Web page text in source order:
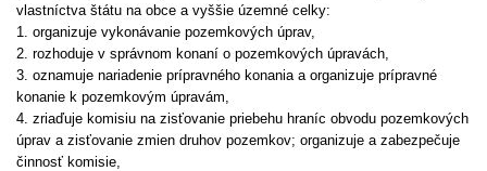
vlastníctva štátu na obce a vyššie územné celky:
1. organizuje vykonávanie pozemkových úprav,
2. rozhoduje v správnom konaní o pozemkových úpravách,
3. oznamuje nariadenie prípravného konania a organizuje prípravné
konanie k pozemkovým úpravám,
4. zriaďuje komisiu na zisťovanie priebehu hraníc obvodu pozemkových
úprav a zisťovanie zmien druhov pozemkov; organizuje a zabezpečuje
činnosť komisie,